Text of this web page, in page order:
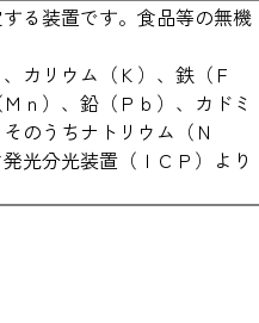
る装置です。食品等の無機
カリウム（Ｋ）、鉄（Ｆ
ｎ）、鉛（Ｐｂ）、カドミ
のうちナトリウム（Ｎ
光分光装置（ＩＣＰ）より